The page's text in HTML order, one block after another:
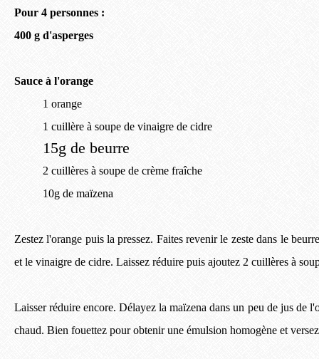
Pour 4 personnes :
400 g d'asperges
Sauce à l'orange
1 orange
1 cuillère à soupe de vinaigre de cidre
15g de beurre
2 cuillères à soupe de crème fraîche
10g de maïzena
Zestez l'orange puis la pressez. Faites revenir le zeste dans le
et le vinaigre de cidre. Laissez réduire puis ajoutez 2 cuillères à
Laisser réduire encore. Délayez la maïzena dans un peu de jus de
chaud. Bien fouettez pour obtenir une émulsion homogène et